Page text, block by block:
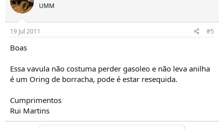
UMM
19 Jul 2011 #5
Boas
Essa vavula não costuma perder gasoleo e não leva anilha
é um Oring de borracha, pode é estar resequida.
Cumprimentos
Rui Martins